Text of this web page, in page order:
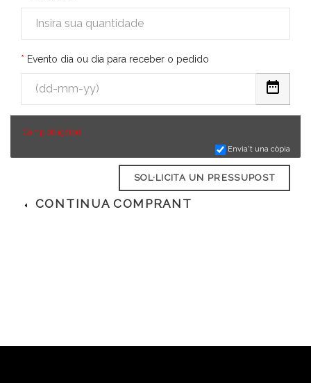
Evento dia ou dia para receber o pedido
*Camp obligatori
Envia't una còpia
SOL·LICITA UN PRESSUPOST
CONTINUA COMPRANT